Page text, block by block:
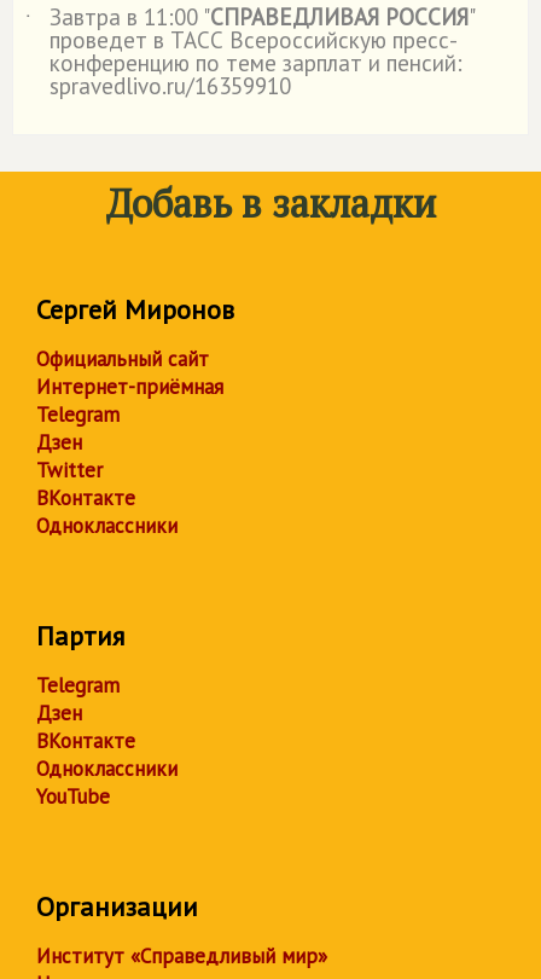
˙
Завтра в 11:00 "СПРАВЕДЛИВАЯ РОССИЯ"
проведет в ТАСС Всероссийскую пресс-
конференцию по теме зарплат и пенсий:
spravedlivo.ru/16359910
Добавь в закладки
Сергей Миронов
Официальный сайт
Интернет-приёмная
Telegram
Дзен
Twitter
ВКонтакте
Одноклассники
Партия
Telegram
Дзен
ВКонтакте
Одноклассники
YouTube
Организации
Институт «Справедливый мир»